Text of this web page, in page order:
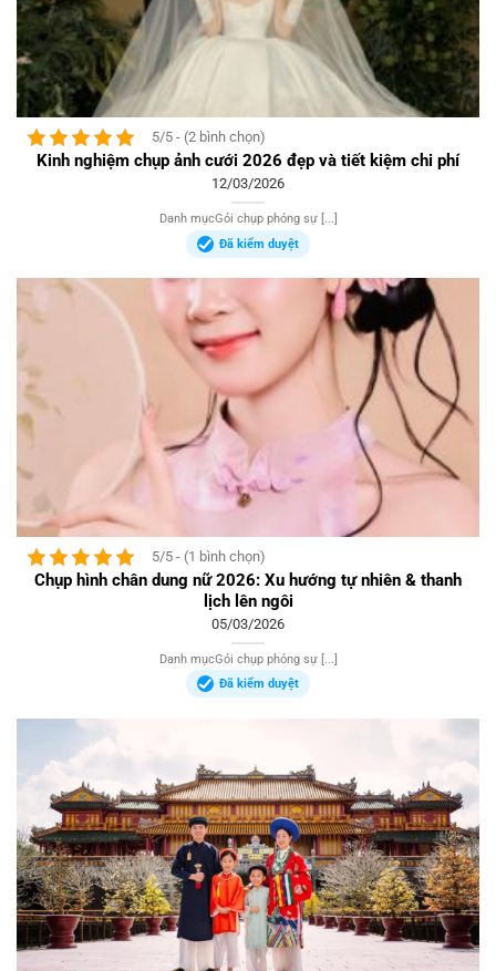
5/5 - (2 bình chọn)
Kinh nghiệm chụp ảnh cưới 2026 đẹp và tiết kiệm chi phí
12/03/2026
Danh mụcGói chụp phóng sự [...]
Đã kiểm duyệt
5/5 - (1 bình chọn)
Chụp hình chân dung nữ 2026: Xu hướng tự nhiên & thanh
lịch lên ngôi
05/03/2026
Danh mụcGói chụp phóng sự [...]
Đã kiểm duyệt